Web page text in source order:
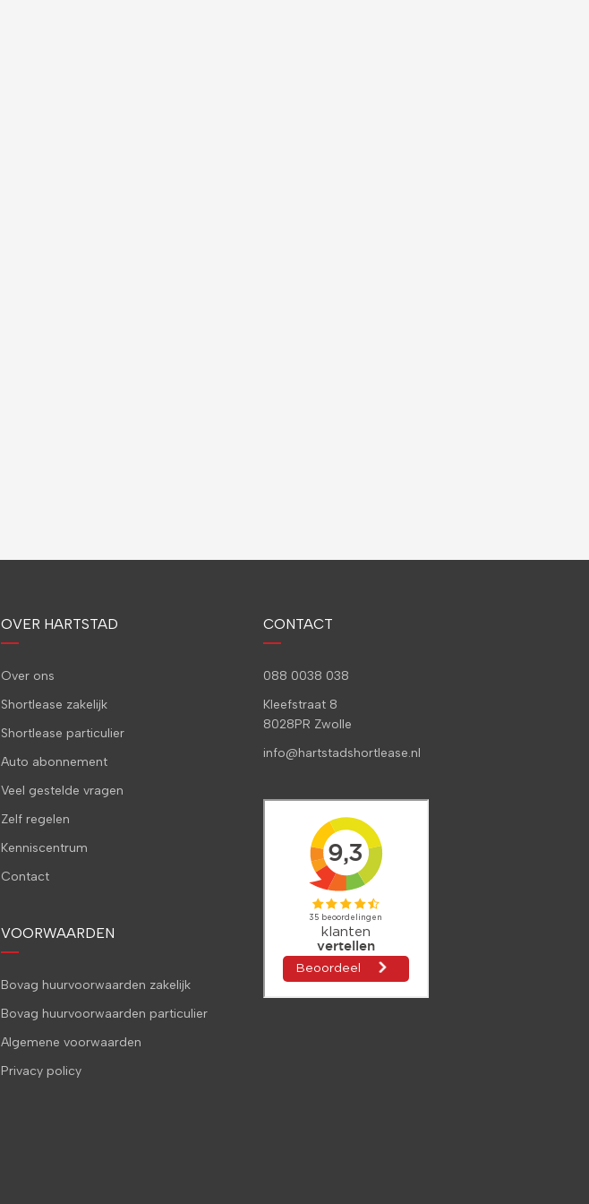
OVER HARTSTAD
Over ons
Shortlease zakelijk
Shortlease particulier
Auto abonnement
Veel gestelde vragen
Zelf regelen
Kenniscentrum
Contact
VOORWAARDEN
Bovag huurvoorwaarden zakelijk
Bovag huurvoorwaarden particulier
Algemene voorwaarden
Privacy policy
CONTACT
088 0038 038
Kleefstraat 8
8028PR Zwolle
info@hartstadshortlease.nl